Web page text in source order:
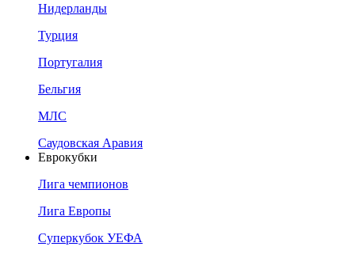
Нидерланды
Турция
Португалия
Бельгия
МЛС
Саудовская Аравия
Еврокубки
Лига чемпионов
Лига Европы
Суперкубок УЕФА